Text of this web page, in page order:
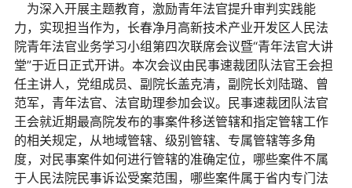
为深入开展主题教育，激励青年法官提升审判实践能
力，实现担当作为，长春净月高新技术产业开发区人民法
院青年法官业务学习小组第四次联席会议暨“青年法官大讲
堂”于近日正式开讲。本次会议由民事速裁团队法官王会担
任主讲人，党组成员、副院长盖克清，副院长刘陆璐、曾
范军，青年法官、法官助理参加会议。民事速裁团队法官
王会就近期最高院发布的事案件移送管辖和指定管辖工作
的相关规定，从地域管辖、级别管辖、专属管辖等多角
度，对民事案件如何进行管辖的准确定位，哪些案件不属
于人民法院民事诉讼受案范围，哪些案件属于省内专门法